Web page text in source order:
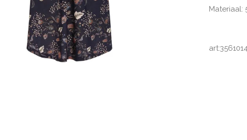
Materiaal: